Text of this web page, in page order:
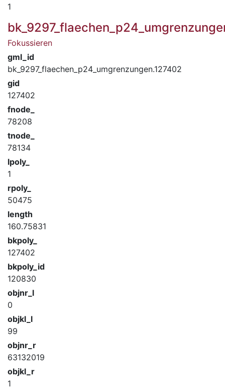
1
Fokussieren
gml_id
bk_9297_flaechen_p24_umgrenzungen.127402
gid
127402
fnode_
78208
tnode_
78134
lpoly_
1
rpoly_
50475
length
160.75831
bkpoly_
127402
bkpoly_id
120830
objnr_l
0
objkl_l
99
objnr_r
63132019
objkl_r
1